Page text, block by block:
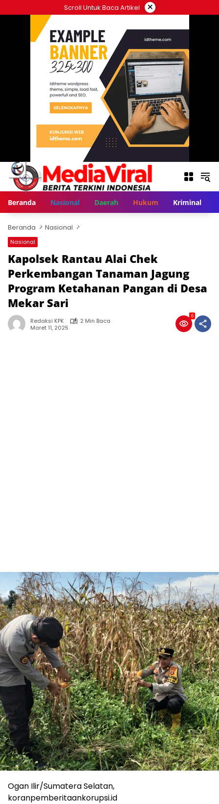
ke
Scroll Untuk Baca Artikel ×
Beranda Nasional Daerah Hukum Kriminal
Beranda Nasional
Nasional
Kapolsek Rantau Alai Chek
Perkembangan Tanaman Jagung
Program Ketahanan Pangan di Desa
Mekar Sari
Redaksi KPK
2 Min Baca
Maret 11, 2025
6
Ogan Ilir/Sumatera Selatan,
koranpemberitaankorupsi.id